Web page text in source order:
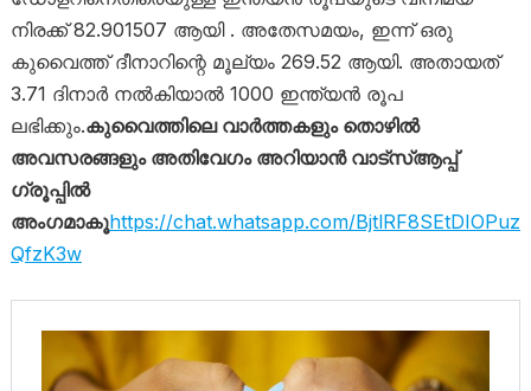
നിരക്ക് 82.901507 ആയി . അതേസമയം, ഇന്ന് ഒരു
കുവൈത്ത് ദീനാറിന്റെ മൂല്യം 269.52 ആയി. അതായത്
3.71 ദിനാർ നൽകിയാൽ 1000 ഇന്ത്യൻ രൂപ
ലഭിക്കും.കുവൈത്തിലെ വാർത്തകളും തൊഴിൽ
അവസരങ്ങളും അതിവേഗം അറിയാൻ വാട്സ്ആപ്പ്
ഗ്രൂപ്പിൽ
അംഗമാകൂhttps://chat.whatsapp.com/BjtlRF8SEtDIOPuz
QfzK3w